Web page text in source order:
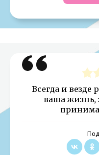
Всегда и везде
ваша жизнь,